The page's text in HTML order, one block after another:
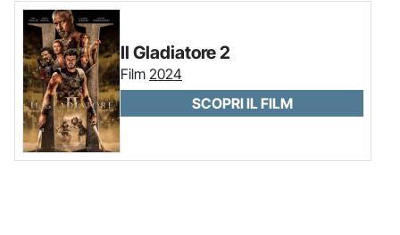
Il Gladiatore 2
Film 2024
SCOPRI IL FILM